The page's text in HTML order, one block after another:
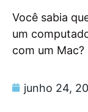
Você sabia
um
com um Mac?
junho 24,